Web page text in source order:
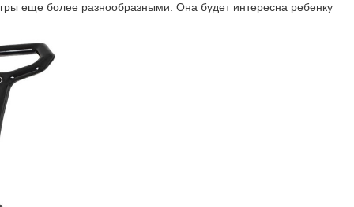
еще более разнообразными. Она будет интересна ребенку